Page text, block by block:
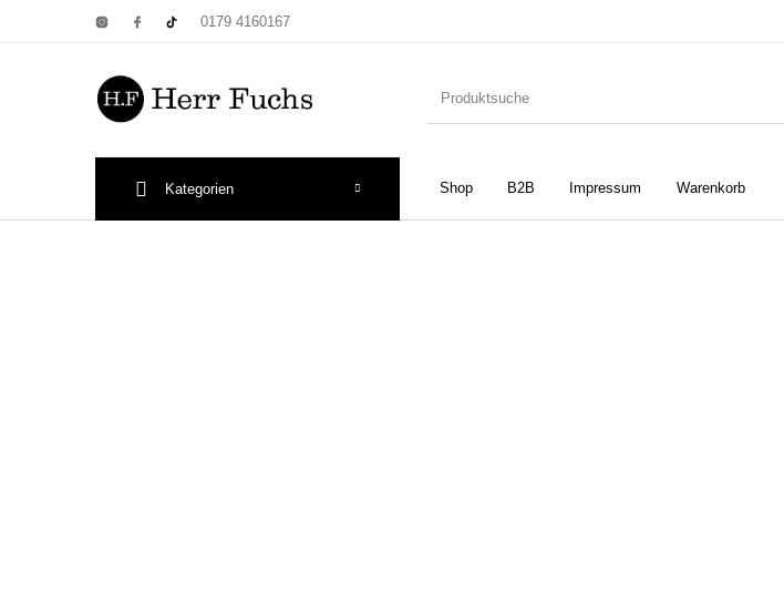
0179 4160167
Shop B2B Impressum Warenkorb
Kategorien